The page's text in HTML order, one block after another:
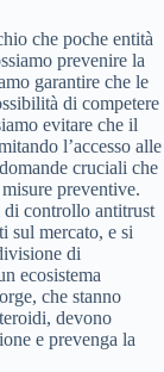
che poche entità
prevenire la
garantire che le
di competere
evitare che il
l’accesso alle
cruciali che
preventive.
di controllo antitrust
sul mercato, e si
di
ecosistema
che stanno
devono
e prevenga la